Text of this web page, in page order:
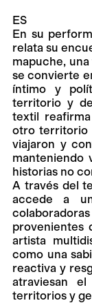
ES
En su
relata su
mapuche,
se convierte
íntimo y
territorio y
textil
otro territorio
viajaron y
manteniendo
historias no
A través del
accede a
provenientes
artista
como una
reactiva y
atraviesan
territorios y